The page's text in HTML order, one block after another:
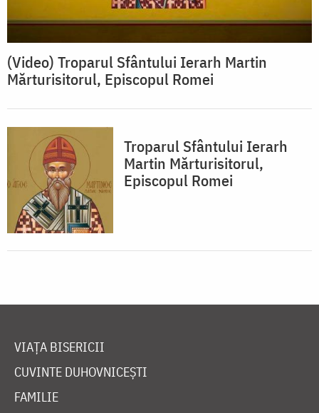
(Video) Troparul Sfântului Ierarh Martin
Mărturisitorul, Episcopul Romei
Troparul Sfântului Ierarh
Martin Mărturisitorul,
Episcopul Romei
VIAȚA BISERICII
CUVINTE DUHOVNICEȘTI
FAMILIE